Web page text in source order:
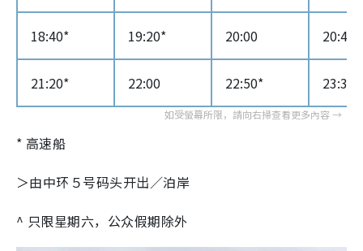
18:40* 19:20* 20:00 20:40*
21:20* 22:00 22:50* 23:30*
* 高速船
＞由中环５号码头开出／泊岸
^ 只限星期六，公众假期除外